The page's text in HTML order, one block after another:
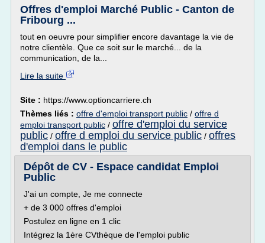
Offres d'emploi Marché Public - Canton de
Fribourg ...
tout en oeuvre pour simplifier encore davantage la vie de
notre clientèle. Que ce soit sur le marché... de la
communication, de la...
Lire la suite
Site : https://www.optioncarriere.ch
Thèmes liés : offre d'emploi transport public / offre d
emploi transport public / offre d'emploi du service
public / offre d emploi du service public / offres
d'emploi dans le public
Dépôt de CV - Espace candidat Emploi
Public
J'ai un compte, Je me connecte
+ de 3 000 offres d'emploi
Postulez en ligne en 1 clic
Intégrez la 1ère CVthèque de l'emploi public